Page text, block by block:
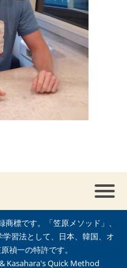
標です。「笠原メソッド」、
学習法として、日本、韓国、オ
原禎一の特許です。
Kasahara's Quick Method